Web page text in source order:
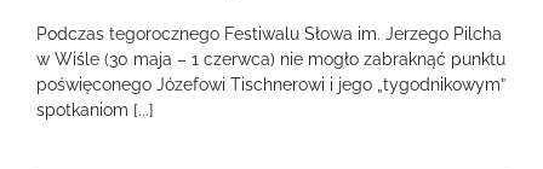
Podczas tegorocznego Festiwalu Słowa im. Jerzego Pilcha
w Wiśle (30 maja – 1 czerwca) nie mogło zabraknąć punktu
poświęconego Józefowi Tischnerowi i jego „tygodnikowym”
spotkaniom [...]